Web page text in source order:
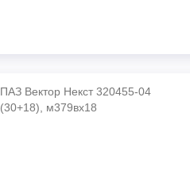
ПАЗ Вектор Некст 320455-04
(30+18), м379вх18